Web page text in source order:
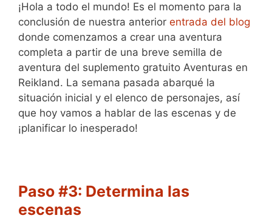
¡Hola a todo el mundo! Es el momento para la
conclusión de nuestra anterior entrada del blog
donde comenzamos a crear una aventura
completa a partir de una breve semilla de
aventura del suplemento gratuito Aventuras en
Reikland. La semana pasada abarqué la
situación inicial y el elenco de personajes, así
que hoy vamos a hablar de las escenas y de
¡planificar lo inesperado!
Paso #3: Determina las
escenas